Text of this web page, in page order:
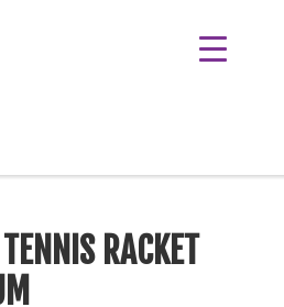
RACKET